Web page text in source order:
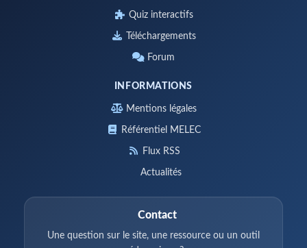
Quiz interactifs
Téléchargements
Forum
INFORMATIONS
Mentions légales
Référentiel MELEC
Flux RSS
Actualités
Contact
Une question sur le site, une ressource ou un outil